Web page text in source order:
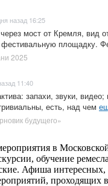
назад 16:25
мост от Кремля, вид
площадку.
2025
11:40
запахи, звуки, видео;
есть, над чем
будущего»
в
обучение
Афиша интересных,
проходящих